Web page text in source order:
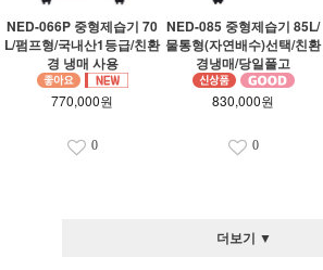
NED-066P 중형제습기 70
L/펌프형/국내산1등급/친환
경 냉매 사용
770,000원
0
NED-085 중형제습기 85L/
물통형(자연배수)선택/친환
경냉매/당일풀고
830,000원
0
더보기 ▼